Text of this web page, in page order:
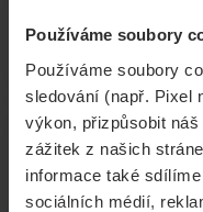
Používáme soubory
Používáme soubory
sledování (např. Pixel
výkon, přizpůsobit
zážitek z našich
informace také
sociálních médií,
Volání, internet, TV
Životní pojištění